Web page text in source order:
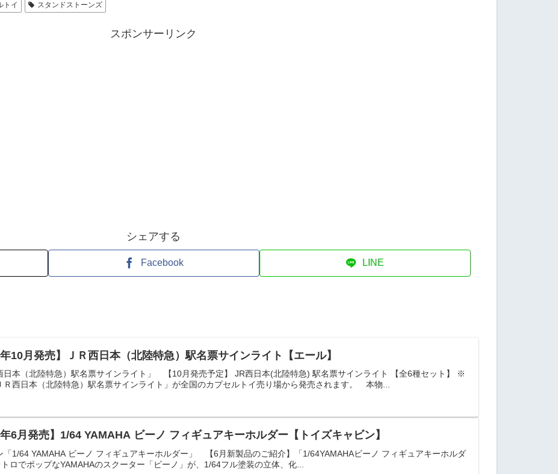
トイ スタンドストーンズ
スポンサーリンク
シェアする
Facebook LINE
年10月発売】ＪＲ西日本（北陸特急）駅名票サインライト【エール】
日本（北陸特急）駅名票サインライト」 【10月発売予定】 JR西日本(北陸特急) 駅名票サインライト 【全6種セット】 ※
西日本（北陸特急）駅名票サインライト」が全国のカプセルトイ売り場から発売されます。 本物...
年6月発売】1/64 YAMAHA ビーノ フィギュアキーホルダー【トイズキャビン】
「1/64 YAMAHA ビーノ フィギュアキーホルダー」 【6月新製品のご紹介】「1/64YAMAHAビーノ フィギュアキーホルダ
ロでポップなYAMAHAのスクーター「ビーノ」が、1/64フル塗装の立体、化...